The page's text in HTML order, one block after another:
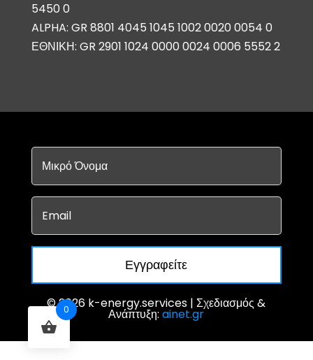
5450 0
ALPHA: GR 8801 4045 1045 1002 0020 0054 0
ΕΘΝΙΚΗ: GR 2901 1024 0000 0024 0006 5552 2
Εγγραφείτε
© 2026 k-energy.services | Σχεδιασμός &
Ανάπτυξη:ainet.gr
0